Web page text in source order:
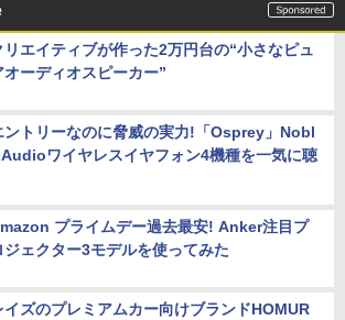
リエイティブが作った2万円台の“小さなピュ
オーディオスピーカー”
ントリーなのに脅威の実力!「Osprey」Nobl
ワイヤレスイヤフォン4機種を一気に聴
プライムデー過去最安! Anker注目プ
ジェクター3モデルを使ってみた
イズのプレミアムカー向けブランドHOMUR